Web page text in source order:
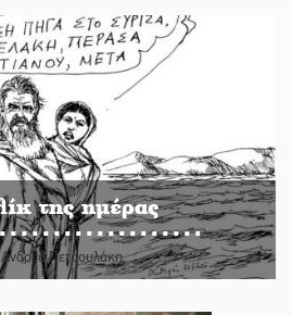
της ημέρας
Πετρουλάκη